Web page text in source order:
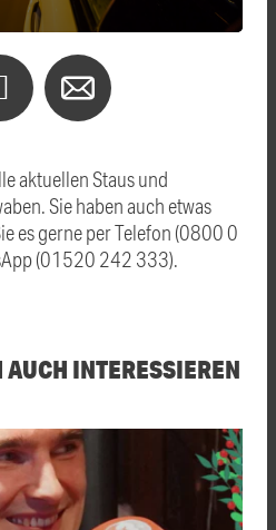
aktuellen Staus und
Sie haben auch etwas
es gerne per Telefon (0800 0
(01520 242 333).
INTERESSIEREN